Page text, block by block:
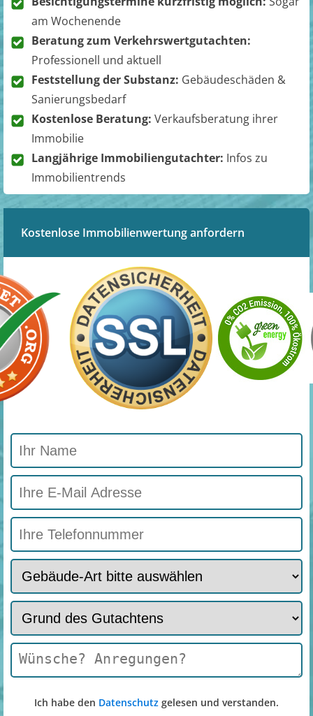
am Wochenende
Beratung zum Verkehrswertgutachten:
Professionell und aktuell
Feststellung der Substanz: Gebäudeschäden &
Sanierungsbedarf
Kostenlose Beratung: Verkaufsberatung ihrer
Immobilie
Langjährige Immobiliengutachter: Infos zu
Immobilientrends
Kostenlose Immobilienwertung anfordern
Ich habe den Datenschutz gelesen und verstanden.